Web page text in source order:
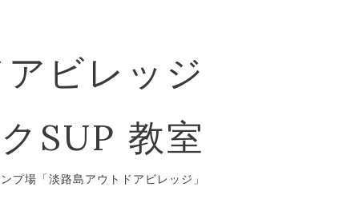
ビレッジ
SUP 教室
プ場「淡路島アウトドアビレッジ」